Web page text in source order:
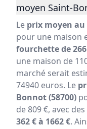
moyen Saint-
Le prix moyen au
pour une maison
fourchette de 266
une maison de
marché serait
74940 euros. Le
Bonnot (58700)
de 809 €, avec des
362 € à 1662 €.